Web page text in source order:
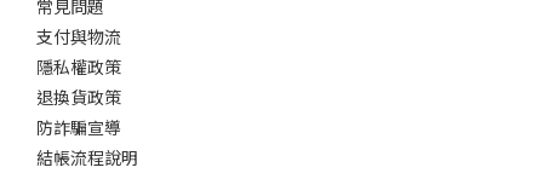
常見問題
支付與物流
隱私權政策
退換貨政策
防詐騙宣導
結帳流程說明